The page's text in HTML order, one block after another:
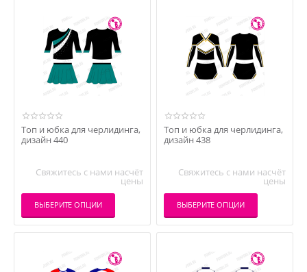
Топ и юбка для черлидинга,
дизайн 440
Свяжитесь с нами насчёт
цены
ВЫБЕРИТЕ ОПЦИИ
Топ и юбка для черлидинга,
дизайн 438
Свяжитесь с нами насчёт
цены
ВЫБЕРИТЕ ОПЦИИ